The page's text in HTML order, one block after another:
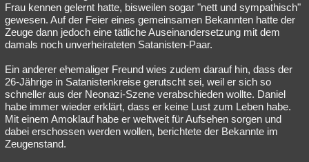
Frau kennen gelernt hatte, bisweilen sogar "nett und sympathisch"
gewesen. Auf der Feier eines gemeinsamen Bekannten hatte der
Zeuge dann jedoch eine tätliche Auseinandersetzung mit dem
damals noch unverheirateten Satanisten-Paar.
Ein anderer ehemaliger Freund wies zudem darauf hin, dass der
26-Jährige in Satanistenkreise gerutscht sei, weil er sich so
schneller aus der Neonazi-Szene verabschieden wollte. Daniel
habe immer wieder erklärt, dass er keine Lust zum Leben habe.
Mit einem Amoklauf habe er weltweit für Aufsehen sorgen und
dabei erschossen werden wollen, berichtete der Bekannte im
Zeugenstand.